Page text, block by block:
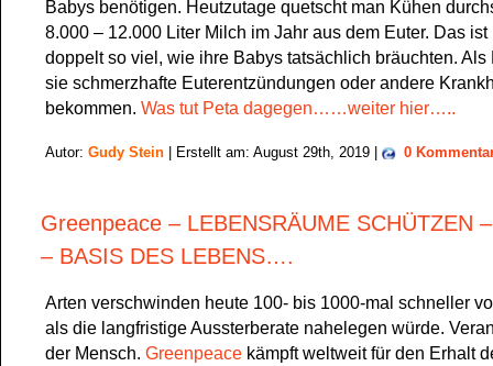
Babys benötigen. Heutzutage quetscht man Kühen
8.000 – 12.000 Liter Milch im Jahr aus dem Euter. Das ist
doppelt so viel, wie ihre Babys tatsächlich bräuchten. Als
sie schmerzhafte Euterentzündungen oder andere
bekommen. Was tut Peta dagegen……weiter hier…..
Autor: Gudy Stein | Erstellt am: August 29th, 2019 | 0
Greenpeace – LEBENSRÄUME SCHÜTZEN
– BASIS DES LEBENS….
Arten verschwinden heute 100- bis 1000-mal schneller
als die langfristige Aussterberate nahelegen würde.
der Mensch. Greenpeace kämpft weltweit für den Erhalt